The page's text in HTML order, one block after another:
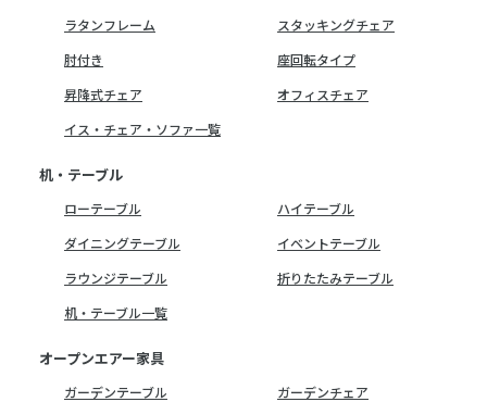
ラタンフレーム
スタッキングチェア
肘付き
座回転タイプ
昇降式チェア
オフィスチェア
イス・チェア・ソファ一覧
机・テーブル
ローテーブル
ハイテーブル
ダイニングテーブル
イベントテーブル
ラウンジテーブル
折りたたみテーブル
机・テーブル一覧
オープンエアー家具
ガーデンテーブル
ガーデンチェア